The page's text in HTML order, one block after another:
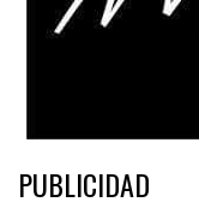
PUBLICIDAD